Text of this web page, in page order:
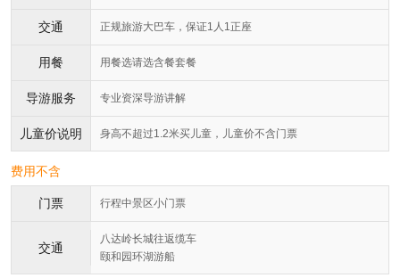
交通 正规旅游大巴车，保证1人1正座
用餐 用餐选请选含餐套餐
导游服务 专业资深导游讲解
儿童价说明 身高不超过1.2米买儿童，儿童价不含门票
费用不含
门票 行程中景区小门票
交通
八达岭长城往返缆车
颐和园环湖游船